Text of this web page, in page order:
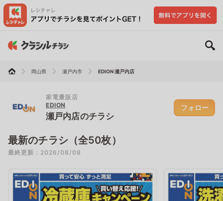
岡山県 瀬戸内市 EDION 瀬戸内店
家電量販店
EDION
瀬戸内店のチラシ
フォロー
最新のチラシ（全50枚）
最終更新：2026/08/08